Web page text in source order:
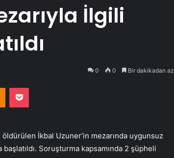
İlgili
0 0 Bir dakikadan az
Odnoklassniki
Pocket
İkbal Uzuner’in mezarında uygunsuz
Soruşturma kapsamında 2 şüpheli